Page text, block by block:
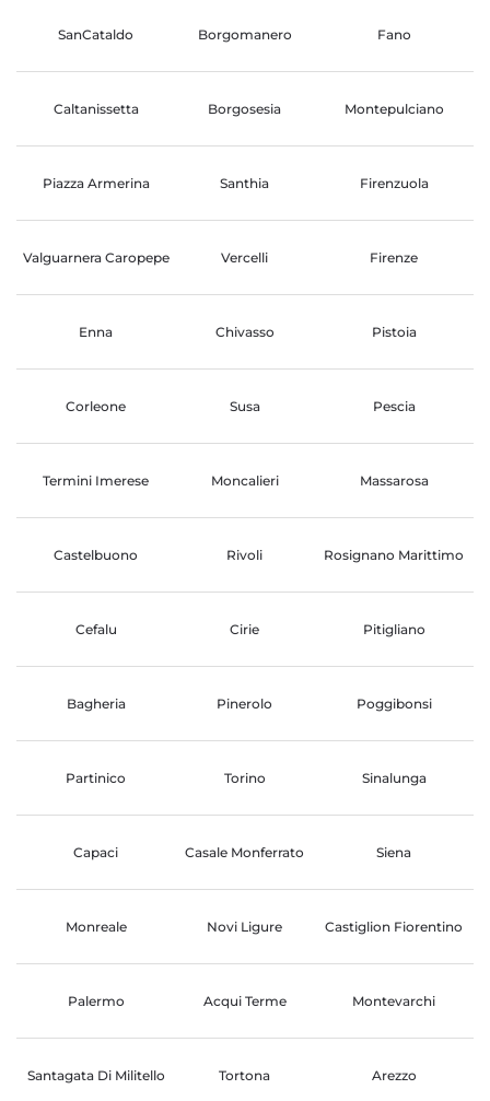
SanCataldo Borgomanero Fano
Caltanissetta Borgosesia Montepulciano
Piazza Armerina Santhia Firenzuola
Valguarnera Caropepe Vercelli Firenze
Enna Chivasso Pistoia
Corleone Susa Pescia
Termini Imerese Moncalieri Massarosa
Castelbuono Rivoli Rosignano Marittimo
Cefalu Cirie Pitigliano
Bagheria Pinerolo Poggibonsi
Partinico Torino Sinalunga
Capaci Casale Monferrato Siena
Monreale Novi Ligure Castiglion Fiorentino
Palermo Acqui Terme Montevarchi
Santagata Di Militello Tortona Arezzo